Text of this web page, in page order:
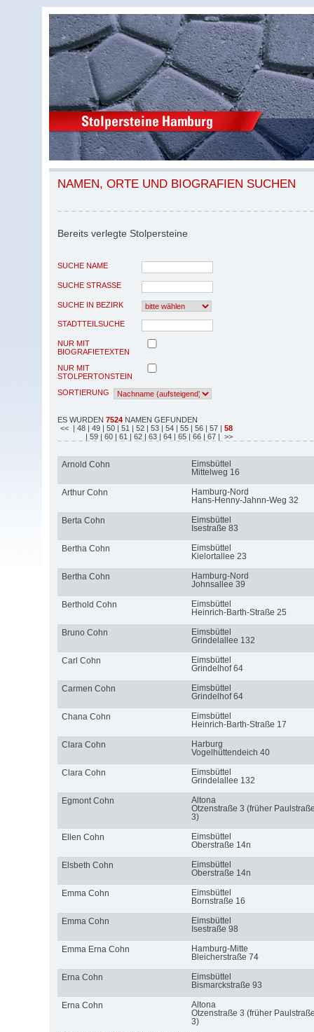
NAMEN, ORTE UND BIOGRAFIEN SUCHEN
Bereits verlegte Stolpersteine
SUCHE NAME
SUCHE STRASSE
SUCHE IN BEZIRK
STADTTEILSUCHE
NUR MIT
BIOGRAFIETEXTEN
NUR MIT
STOLPERTONSTEIN
SORTIERUNG
ES WURDEN 7524 NAMEN GEFUNDEN
<< | 48 | 49 | 50 | 51 | 52 | 53 | 54 | 55 | 56 | 57 | 58
| 59 | 60 | 61 | 62 | 63 | 64 | 65 | 66 | 67 | >>
Arnold Cohn
Eimsbüttel
Mittelweg 16
Arthur Cohn
Hamburg-Nord
Hans-Henny-Jahnn-Weg 32
Berta Cohn
Eimsbüttel
Isestraße 83
Bertha Cohn
Eimsbüttel
Kielortallee 23
Bertha Cohn
Hamburg-Nord
Johnsallee 39
Berthold Cohn
Eimsbüttel
Heinrich-Barth-Straße 25
Bruno Cohn
Eimsbüttel
Grindelallee 132
Carl Cohn
Eimsbüttel
Grindelhof 64
Carmen Cohn
Eimsbüttel
Grindelhof 64
Chana Cohn
Eimsbüttel
Heinrich-Barth-Straße 17
Clara Cohn
Harburg
Vogelhüttendeich 40
Clara Cohn
Eimsbüttel
Grindelallee 132
Egmont Cohn
Altona
Otzenstraße 3 (früher
3)
Ellen Cohn
Eimsbüttel
Oberstraße 14n
Elsbeth Cohn
Eimsbüttel
Oberstraße 14n
Emma Cohn
Eimsbüttel
Bornstraße 16
Emma Cohn
Eimsbüttel
Isestraße 98
Emma Erna Cohn
Hamburg-Mitte
Bleicherstraße 74
Erna Cohn
Eimsbüttel
Bismarckstraße 93
Erna Cohn
Altona
Otzenstraße 3 (früher
3)